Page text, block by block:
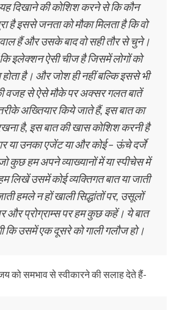
दिखाने की कोशिश करने से कि कौन
है इससे जनता को मौका मिलता है कि वो
हैं और उसके बाद वो सही तौर से चुने।
इलेक्शन ऐसी चीज है जिसमें लोगों को
है। और जोश ही नहीं बल्कि इससे भी
वजह से ऐसे मौके पर अक्सर गलत बातें
अख्तियार किये जाते हैं, इस बात का
है, इस बात की खास कोशिश करनी है
या उनका एजेंट या और कोई – ऊंचे दर्जे
कुछ हम अपने व्याख्यानों में या स्पीचेस में
लिखें उसमें कोई व्यक्तिगत बात या जाती
हमले न हों खाली सिद्धांतों पर, उसूलों
और प्रोग्राम्स पर हम कुछ कहें। ये बात
कि उसमें एक दूसरे को गाली गलौज हो।
को समभाव से स्वीकारने की सलाह देते हैं-